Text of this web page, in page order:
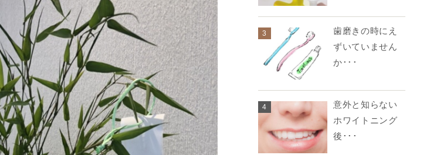
3
歯磨きの時にえ
ずいていません
か･･･
4
意外と知らない
ホワイトニング
後･･･